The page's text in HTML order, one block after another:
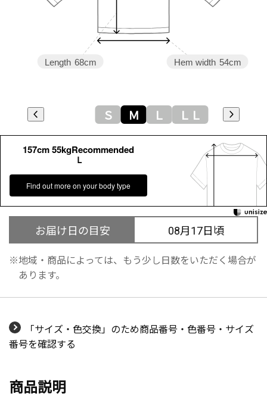
Hem width 54cm
Length 68cm
Ｓ Ｍ Ｌ ＬＬ
157cm 55kgRecommended
Ｌ
Find out more on your body type
お届け日の目安 08月17日頃
地域・商品によっては、もう少し日数をいただく場合が
あります。
「サイズ・色交換」のため商品番号・色番号・サイズ
番号を確認する
商品説明